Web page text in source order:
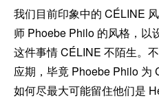
我们目前印象中的 CÉLINE
师 Phoebe Philo 的风格，以
这件事情 CÉLINE 不陌生。
应期，毕竟 Phoebe Philo 为
如何尽最大可能留住他们是